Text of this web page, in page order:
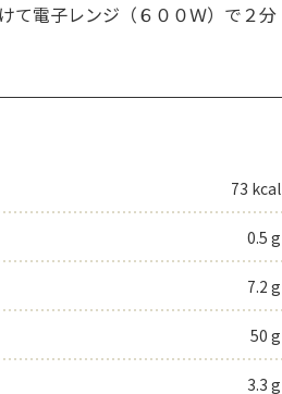
て電子レンジ（６００Ｗ）で２分
73 kcal
0.5 g
7.2 g
50 g
3.3 g